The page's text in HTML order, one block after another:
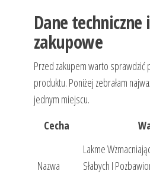
Dane
zakupowe
Przed zakupem warto
produktu. Poniżej zebrałam
jednym miejscu.
Cecha
Nazwa
Lakme
Słabych I